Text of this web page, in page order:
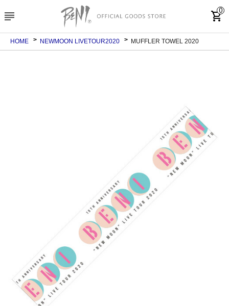
subject shopping_cart
0
HOME NEWMOON LIVETOUR2020 MUFFLER TOWEL 2020